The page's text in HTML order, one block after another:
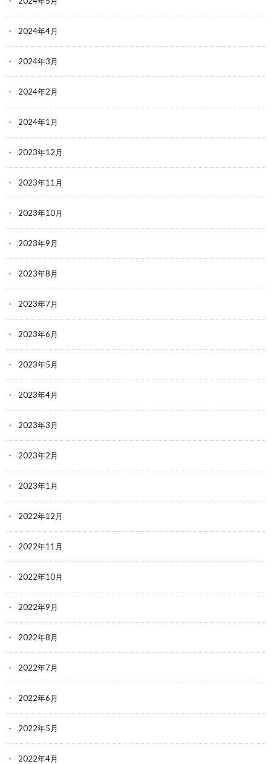
2024年4月
2024年3月
2024年2月
2024年1月
2023年12月
2023年11月
2023年10月
2023年9月
2023年8月
2023年7月
2023年6月
2023年5月
2023年4月
2023年3月
2023年2月
2023年1月
2022年12月
2022年11月
2022年10月
2022年9月
2022年8月
2022年7月
2022年6月
2022年5月
2022年4月